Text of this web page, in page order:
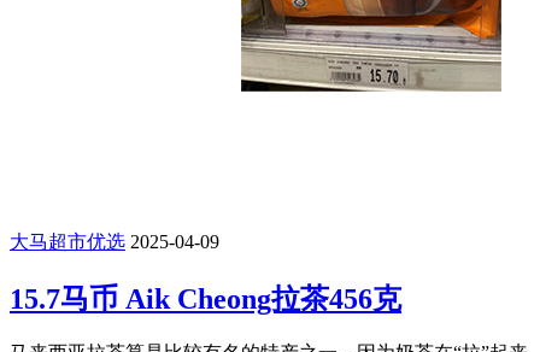
大马超市优选 2025-04-09
15.7马币 Aik Cheong拉茶456克